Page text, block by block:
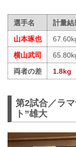
選手名 計量結
山本琢也
横山武司
両者の差
1.8kg
第2試合／ラ
ト”雄大